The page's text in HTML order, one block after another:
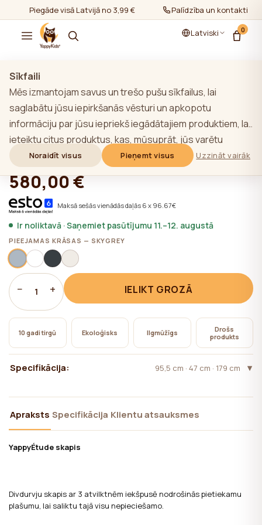
Piegāde visā Latvijā no 3,99 € Palīdzība un kontakti
Latviski 0
Rādīt visu
YappyÉtude skapis, SKY GREY
★★★★★
★★★★★4,9 (22)
580,00 €
Maksā sešās vienādās daļās 6 x 96.67€
Ir noliktavā · Saņemiet pasūtījumu 11.–12. augustā
PIEEJAMAS KRĀSAS — SKYGREY
− 1 + IELIKT GROZĀ
10 gadi tirgū Ekoloģisks Ilgmūžīgs
Drošs
produkts
Specifikācija: 95,5 cm · 47 cm · 179 cm
Apraksts Specifikācija Klientu atsauksmes
YappyÉtude skapis
Divdurvju skapis ar 3 atvilktnēm iekšpusē nodrošinās pietiekamu
plašumu, lai saliktu tajā visu nepieciešamo.
Sīkfaili
Mēs izmantojam savus un trešo pušu sīkfailus, lai
saglabātu jūsu iepirkšanās vēsturi un apkopotu
informāciju par jūsu iepriekš iegādātajiem produktiem, lai
ieteiktu citus produktus, kas, mūsuprāt, jūs varētu
interesēt. Lai uzzinātu vairāk par mūsu sīkfailu politiku,
noklikšķiniet uz pogas "Uzzināt vairāk". Jūs varat piekrist
visām sīkdatnēm, noklikšķinot uz pogas "Pieņemt visas",
vai noraidīt tās, noklikšķinot uz pogas "Noraidīt visas". Ja
vietnē tiek saglabātas vietnes darbībai nepieciešamās
tehniskās sīkdatnes, kuru izmantošanai nav
nepieciešama lietotāja piekrišana.
Noraidīt visus Pieņemt visus Uzzināt vairāk